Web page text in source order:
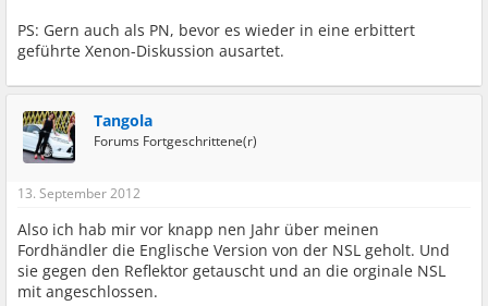
PS: Gern auch als PN, bevor es wieder in eine erbittert
geführte Xenon-Diskussion ausartet.
Tangola
Forums Fortgeschrittene(r)
13. September 2012
Also ich hab mir vor knapp nen Jahr über meinen
Fordhändler die Englische Version von der NSL geholt. Und
sie gegen den Reflektor getauscht und an die orginale NSL
mit angeschlossen.